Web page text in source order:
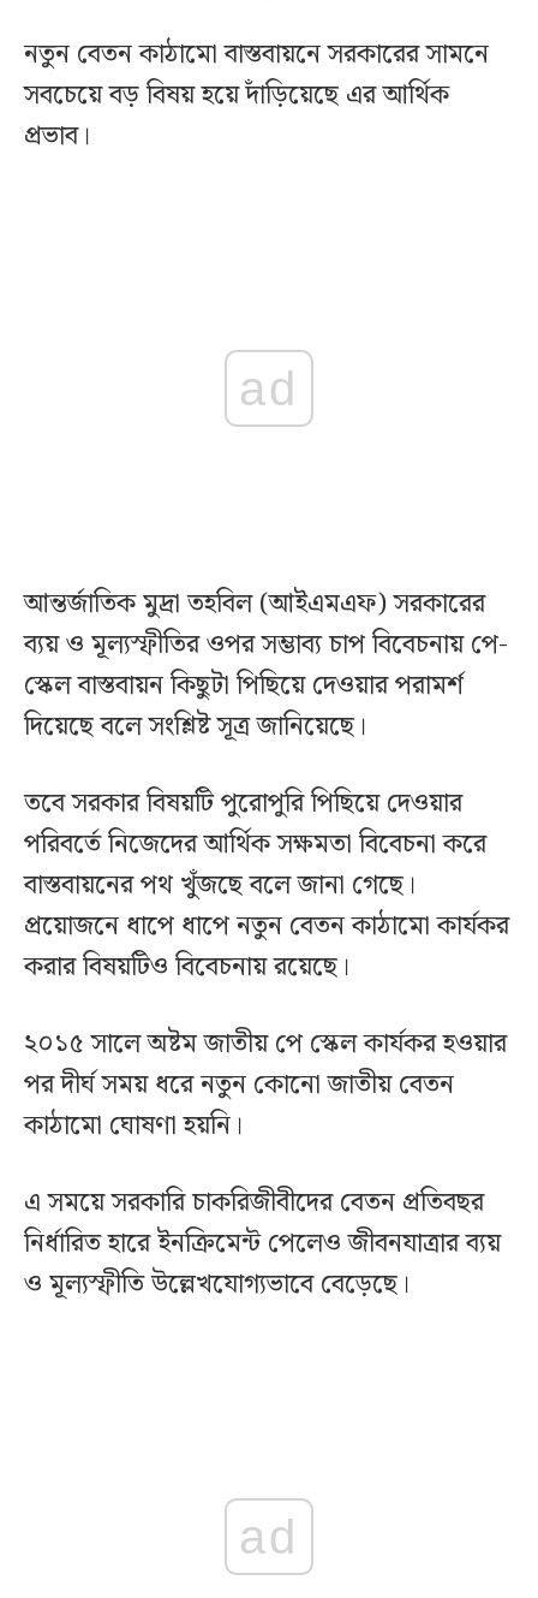
নতুন বেতন কাঠামো বাস্তবায়নে সরকারের সামনে
সবচেয়ে বড় বিষয় হয়ে দাঁড়িয়েছে এর আর্থিক
প্রভাব।
ad
আন্তর্জাতিক মুদ্রা তহবিল (আইএমএফ) সরকারের
ব্যয় ও মূল্যস্ফীতির ওপর সম্ভাব্য চাপ বিবেচনায় পে-
স্কেল বাস্তবায়ন কিছুটা পিছিয়ে দেওয়ার পরামর্শ
দিয়েছে বলে সংশ্লিষ্ট সূত্র জানিয়েছে।
তবে সরকার বিষয়টি পুরোপুরি পিছিয়ে দেওয়ার
পরিবর্তে নিজেদের আর্থিক সক্ষমতা বিবেচনা করে
বাস্তবায়নের পথ খুঁজছে বলে জানা গেছে।
প্রয়োজনে ধাপে ধাপে নতুন বেতন কাঠামো কার্যকর
করার বিষয়টিও বিবেচনায় রয়েছে।
২০১৫ সালে অষ্টম জাতীয় পে স্কেল কার্যকর হওয়ার
পর দীর্ঘ সময় ধরে নতুন কোনো জাতীয় বেতন
কাঠামো ঘোষণা হয়নি।
এ সময়ে সরকারি চাকরিজীবীদের বেতন প্রতিবছর
নির্ধারিত হারে ইনক্রিমেন্ট পেলেও জীবনযাত্রার ব্যয়
ও মূল্যস্ফীতি উল্লেখযোগ্যভাবে বেড়েছে।
ad